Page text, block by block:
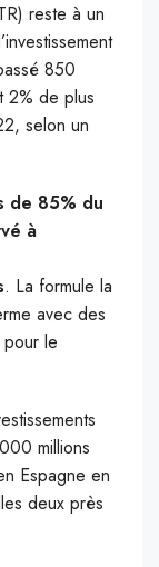
reste à un
850
2% de plus
selon un
de 85% du
à
. La formule la
avec des
pour le
millions
Espagne en
deux près